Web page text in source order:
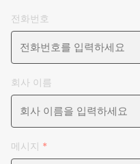
전화번호
회사 이름
메시지 *